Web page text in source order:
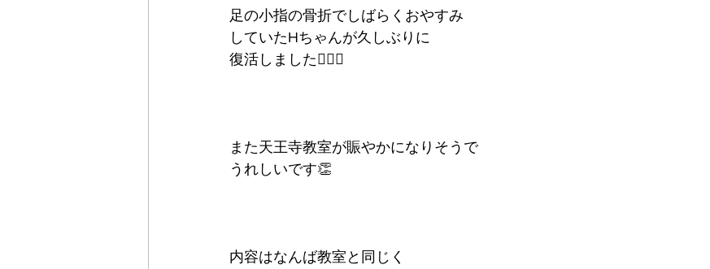
足の小指の骨折でしばらくおやすみ
していたHちゃんが久しぶりに
復活しました🙆‍♀️✨
また天王寺教室が賑やかになりそうで
うれしいです👏
内容はなんば教室と同じく